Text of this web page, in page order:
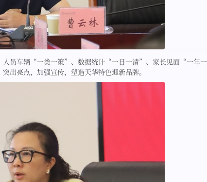
人员车辆“一类一策”、数据统计“一日一清”、家长见面“一年一
亮点，加强宣传，塑造天华特色迎新品牌。